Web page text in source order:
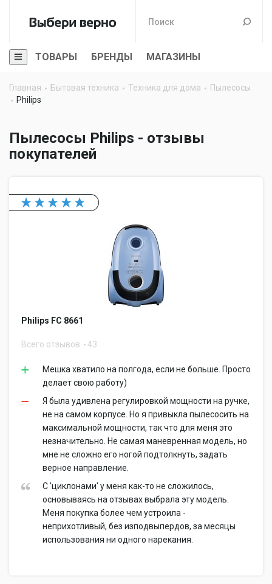
ТОВАРЫ БРЕНДЫ МАГАЗИНЫ
Главная Бытовая техника Техника для дома
Пылесосы
Philips
Пылесосы Philips - отзывы
покупателей
Philips FC 8661
Всего отзывов 43
Мешка хватило на полгода, если не больше. Просто
делает свою работу)
Я была удивлена регулировкой мощности на ручке,
не на самом корпусе. Но я привыкла пылесосить на
максимальной мощности, так что для меня это
незначительно. Не самая маневренная модель, но
мне не сложно его ногой подтолкнуть, задать
верное направление.
С 'циклонами' у меня как-то не сложилось,
основываясь на отзывах выбрала эту модель.
Меня покупка более чем устроила -
неприхотливый, без изподвыпердов, за месяцы
использования ни одного нарекания.